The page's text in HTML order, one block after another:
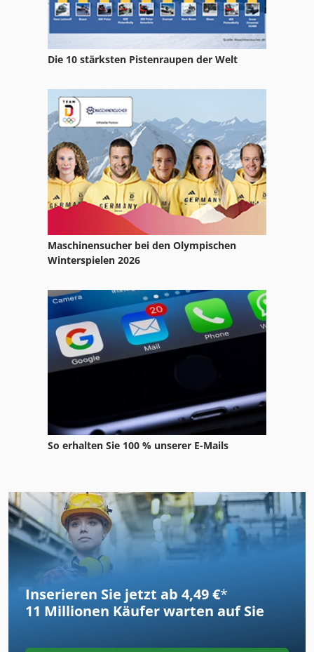
Die 10 stärksten Pistenraupen der Welt
Maschinensucher bei den Olympischen
Winterspielen 2026
So erhalten Sie 100 % unserer E-Mails
Inserieren Sie jetzt ab 4,49 €*
11 Millionen Käufer warten auf Sie